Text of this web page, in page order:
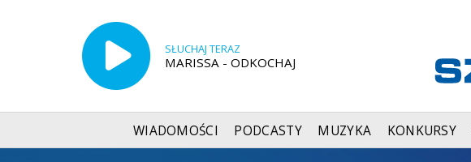
SŁUCHAJ TERAZ
MARISSA - ODKOCHAJ
WIADOMOŚCI PODCASTY MUZYKA KONKURSY